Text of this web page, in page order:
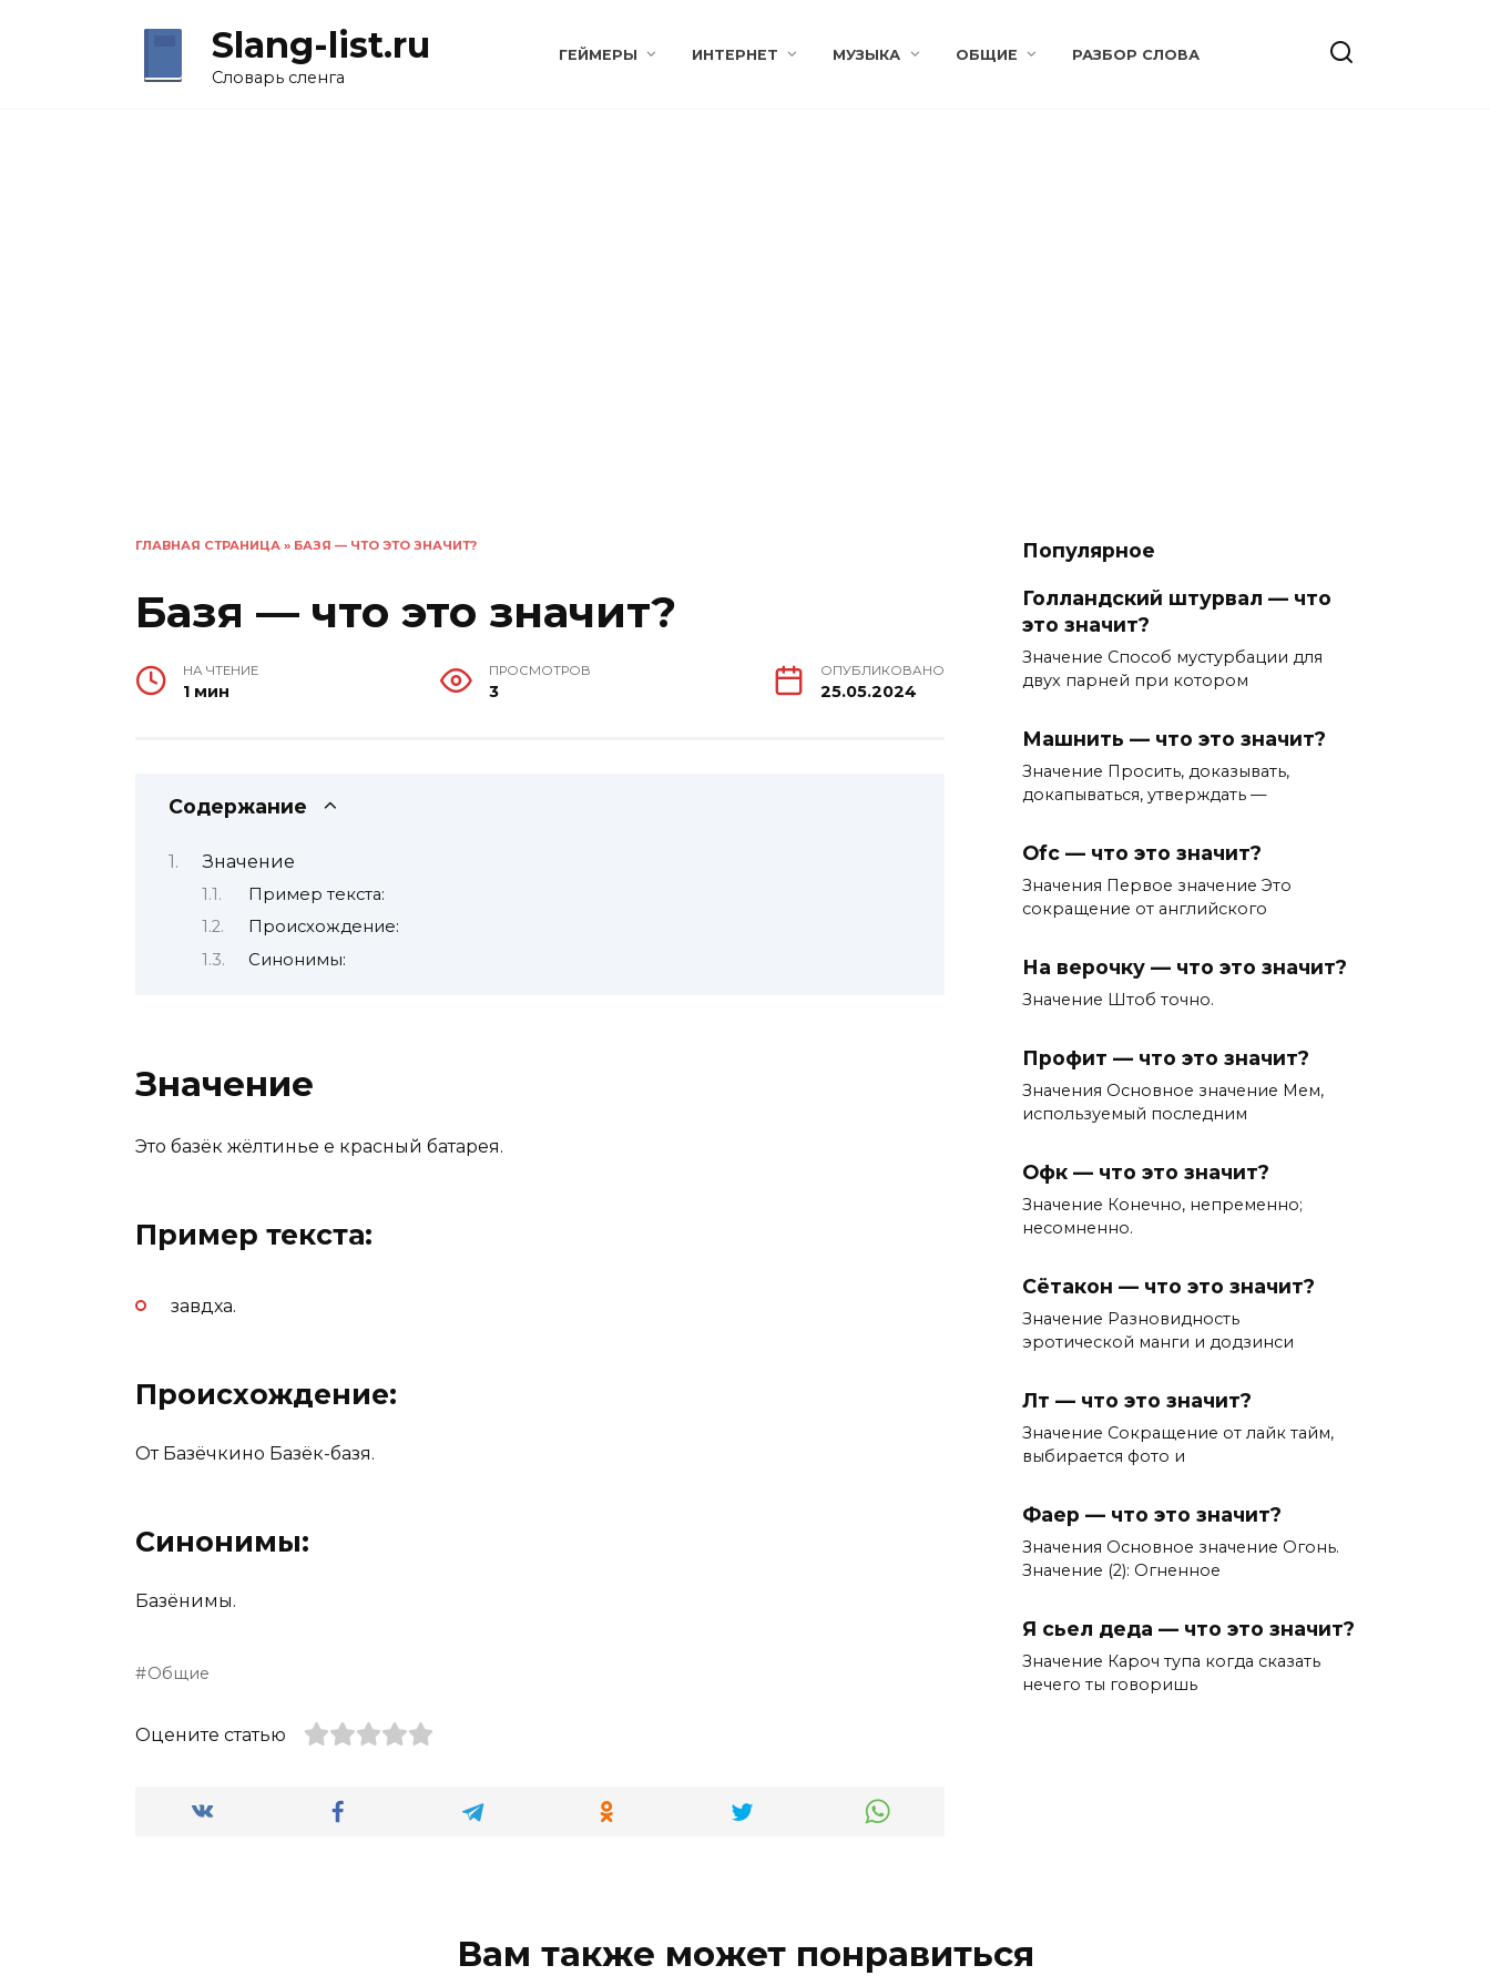
Slang-list.ru
Словарь сленга
ГЕЙМЕРЫ ИНТЕРНЕТ МУЗЫКА ОБЩИЕ РАЗБОР СЛОВА
ГЛАВНАЯ СТРАНИЦА » БАЗЯ — ЧТО ЭТО ЗНАЧИТ?
Базя — что это значит?
НА ЧТЕНИЕ
1 мин
ПРОСМОТРОВ
3
ОПУБЛИКОВАНО
25.05.2024
Содержание
Значение
Пример текста:
Происхождение:
Синонимы:
Значение
Это базёк жёлтинье е красный батарея.
Пример текста:
завдха.
Происхождение:
От Базёчкино Базёк-базя.
Синонимы:
Базёнимы.
Общие
Оцените статью
Популярное
Голландский штурвал — что
это значит?
Значение Способ мустурбации для
двух парней при котором
Машнить — что это значит?
Значение Просить, доказывать,
докапываться, утверждать —
Ofc — что это значит?
Значения Первое значение Это
сокращение от английского
На верочку — что это значит?
Значение Штоб точно.
Профит — что это значит?
Значения Основное значение Мем,
используемый последним
Офк — что это значит?
Значение Конечно, непременно;
несомненно.
Сётакон — что это значит?
Значение Разновидность
эротической манги и додзинси
Лт — что это значит?
Значение Сокращение от лайк тайм,
выбирается фото и
Фаер — что это значит?
Значения Основное значение Огонь.
Значение (2): Огненное
Я сьел деда — что это значит?
Значение Кароч тупа когда сказать
нечего ты говоришь
Вам также может понравиться